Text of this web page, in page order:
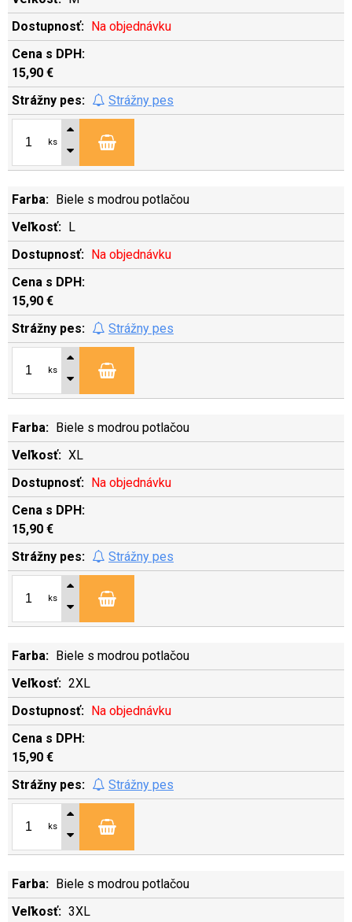
Na objednávku
15,90 €
Strážny pes
ks
Biele s modrou potlačou
L
Na objednávku
15,90 €
Strážny pes
ks
Biele s modrou potlačou
XL
Na objednávku
15,90 €
Strážny pes
ks
Biele s modrou potlačou
2XL
Na objednávku
15,90 €
Strážny pes
ks
Biele s modrou potlačou
3XL